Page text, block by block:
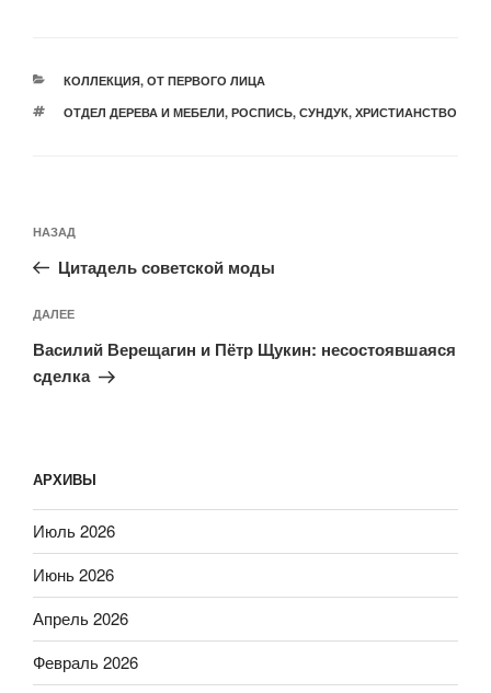
РУБРИКИ
КОЛЛЕКЦИЯ, ОТ ПЕРВОГО ЛИЦА
МЕТКИ
ОТДЕЛ ДЕРЕВА И МЕБЕЛИ, РОСПИСЬ, СУНДУК, ХРИСТИАНСТВО
по
записям
Предыдущая
запись:
НАЗАД
Цитадель советской моды
Следующая
запись
ДАЛЕЕ
Василий Верещагин и Пётр Щукин: несостоявшаяся
сделка
АРХИВЫ
Июль 2026
Июнь 2026
Апрель 2026
Февраль 2026